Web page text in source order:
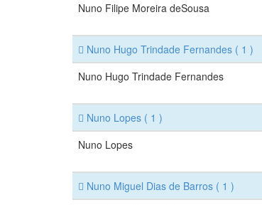
Nuno Filipe Moreira deSousa
Nuno Hugo Trindade Fernandes ( 1 )
Nuno Hugo Trindade Fernandes
Nuno Lopes ( 1 )
Nuno Lopes
Nuno Miguel Dias de Barros ( 1 )